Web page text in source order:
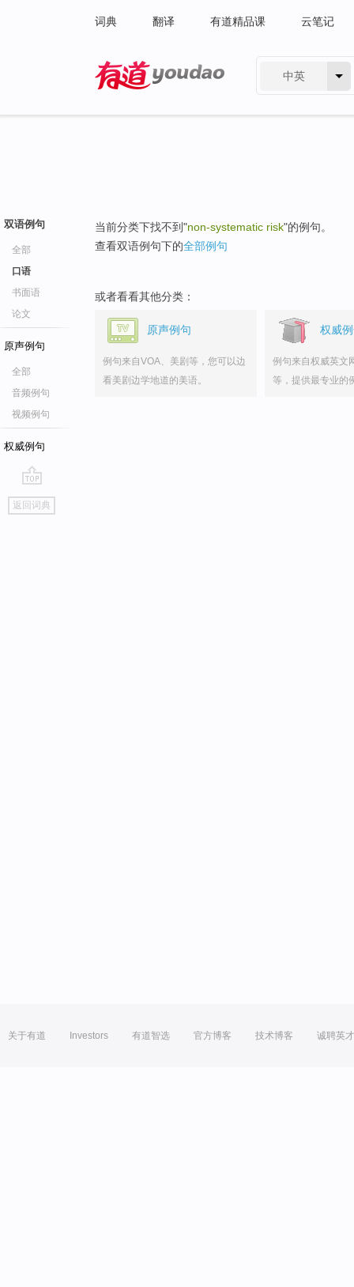
词典 翻译 有道精品课 云笔记
中英
双语例句
全部
口语
书面语
论文
原声例句
全部
音频例句
视频例句
权威例句
go
top
返回词典
当前分类下找不到"non-systematic risk"的例句。
查看双语例句下的全部例句
或者看看其他分类：
原声例句
例句来自VOA、美剧等，您可以边
看美剧边学地道的美语。
权威
例句来自权威英文
等，提供最专业的
关于有道 Investors 有道智选 官方博客 技术博客 诚聘英才